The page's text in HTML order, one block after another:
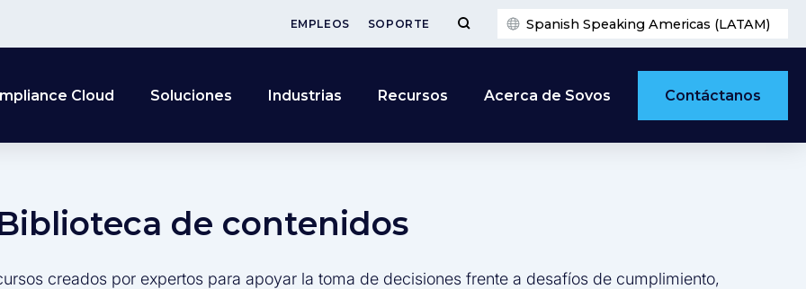
EMPLEOS SOPORTE Spanish Speaking Americas (LATAM)
Cloud Soluciones Industrias Recursos Acerca de Sovos Contáctanos
de contenidos
creados por expertos para apoyar la toma de decisiones frente a desafíos de cumplimiento,